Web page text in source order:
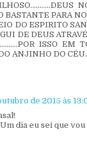
BASTANTE PARA
DO ESPIRITO
DE DEUS
ISSO EM
ANJINHO DO
de 2015 às
dia eu sei que